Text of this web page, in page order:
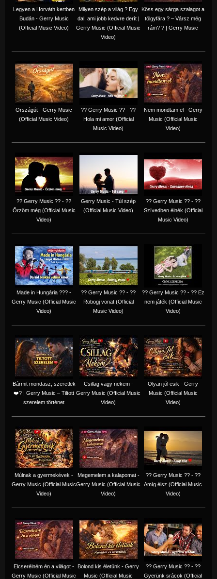
Legyen a Horváth kertben
Budán - Gerry Music
(Official Music Video)
Milyen szép a világ ? Egy
dal, ami jobb kedvre derít |
Gerry Music (Official Music
Video)
Köss egy sárga szalagot a
tölgyfára ?️ – Vársz még
rám? ? | Gerry Music
Országút - Gerry Music
(Official Music Video)
?? Gerry Music ?? - ??
Hola mi amor (Official
Music Video)
Nem mondtam el - Gerry
Music (Official Music
Video)
?? Gerry Music ?? - ??
Őrzöm még (Official Music
Video)
Gerry Music - Túl szép
(Official Music Video)
?? Gerry Music ?? - ??
Szívedben élnék (Official
Music Video)
Made in Hungária ??? -
Gerry Music (Official Music
Video)
?? Gerry Music ?? - ??
Robogj vonat (Official
Music Video)
?? Gerry Music ?? - ?? Ez
nem játék (Official Music
Video)
Bármit mondasz, szeretlek
❤️‍? | Gerry Music – Tiltott
szerelem történet
Csillag vagy nekem -
Gerry Music (Official Music
Video)
Olyan jól esik - Gerry
Music (Official Music
Video)
Múlnak a gyermekévek -
Gerry Music (Official Music
Video)
Megemelem a kalapomat -
Gerry Music (Official Music
Video)
?? Gerry Music ?? - ??
Amíg élsz (Official Music
Video)
Elcserélném én a világot -
Gerry Music (Official Music
Bolond kis életünk - Gerry
Music (Official Music
?? Gerry Music ?? - ??
Gyerünk srácok (Official